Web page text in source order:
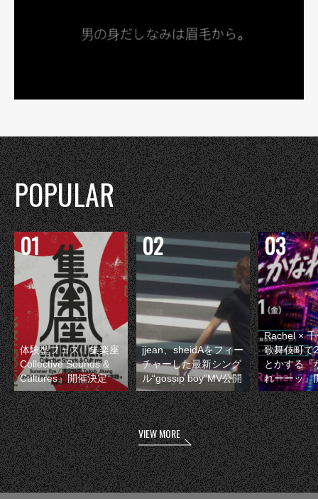
POPULAR
体験型フェス『集楽座
Collective Sounds &
Cultures』開催決定
jjean、sheidAをフィー
チャーした最新シング
ル“gossip boy”MV公開
Rachel ×
歌舞伎町で
とかする『
れーーッ』
VIEW MORE